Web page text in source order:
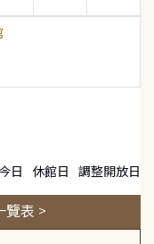
日 休館日 調整開放日
覽表 >